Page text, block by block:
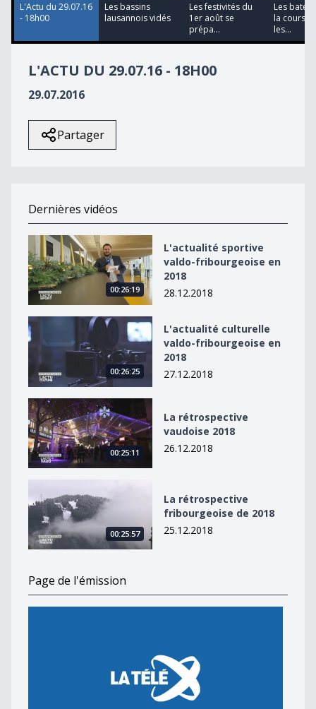
L'Actu du 29.07.16
- 18h00
Les bassins
lausannois vidés
Les festivités du
1er août se
prépa...
Les
la course
les...
L'ACTU DU 29.07.16 - 18H00
29.07.2016
Partager
Dernières vidéos
L&#039;actualité sportive valdo-fribourgeoise en 2018
00:26:19
L'actualité sportive
valdo-fribourgeoise en
2018
28.12.2018
L&#039;actualité culturelle valdo-fribourgeoise en
00:26:25
L'actualité culturelle
valdo-fribourgeoise en
2018
27.12.2018
La rétrospective vaudoise 2018
00:25:11
La rétrospective
vaudoise 2018
26.12.2018
00:25:57
La rétrospective
fribourgeoise de 2018
25.12.2018
Page de l'émission